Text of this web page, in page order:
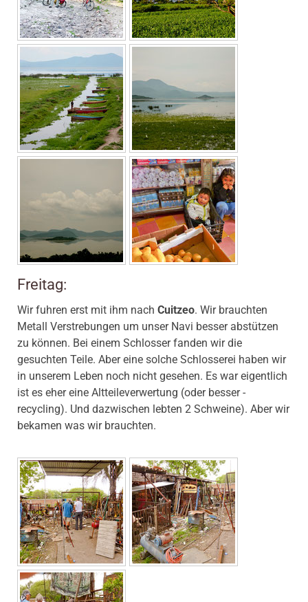
Freitag:
Wir fuhren erst mit ihm nach Cuitzeo. Wir brauchten
Metall Verstrebungen um unser Navi besser abstützen
zu können. Bei einem Schlosser fanden wir die
gesuchten Teile. Aber eine solche Schlosserei haben wir
in unserem Leben noch nicht gesehen. Es war eigentlich
ist es eher eine Altteileverwertung (oder besser -
recycling). Und dazwischen lebten 2 Schweine). Aber wir
bekamen was wir brauchten.